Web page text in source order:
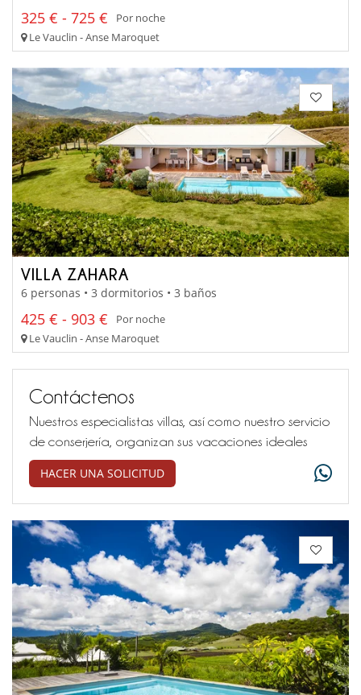
325 € - 725 €
Por noche
Le Vauclin - Anse Maroquet
VILLA ZAHARA
6 personas • 3 dormitorios • 3 baños
425 € - 903 €
Por noche
Le Vauclin - Anse Maroquet
Contáctenos
Nuestros especialistas villas, así como nuestro servicio
de conserjería, organizan sus vacaciones ideales
HACER UNA SOLICITUD